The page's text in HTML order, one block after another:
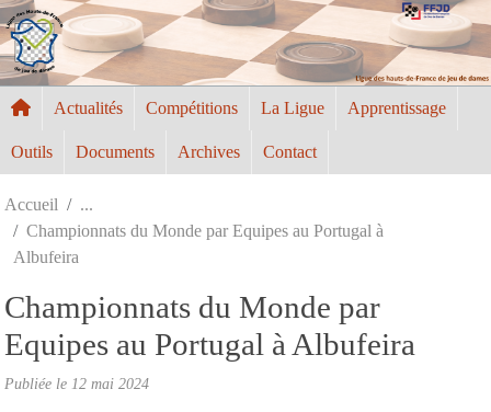
Actualités Compétitions La Ligue Apprentissage
Outils Documents Archives Contact
Accueil
Championnats du Monde par Equipes au Portugal à
Albufeira
Championnats du Monde par
Equipes au Portugal à Albufeira
Publiée le 12 mai 2024
Panneau de gestion des cookies